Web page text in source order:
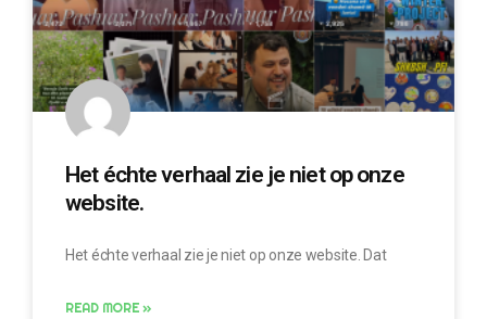
Het échte verhaal zie je niet op onze
website.
Het échte verhaal zie je niet op onze website. Dat
READ MORE »